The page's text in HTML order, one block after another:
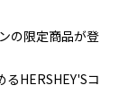
の限定商品が登
HERSHEY'Sコ